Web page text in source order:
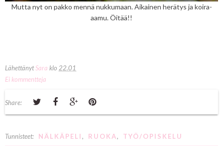
Mutta nyt on pakko mennä nukkumaan. Aikainen herätys ja koira-
aamu. Öitää!!
LähettänytSara klo 22.01
Ei kommentteja
Share:
Tunnisteet: NÄLKÄPELI, RUOKA, TYÖ/OPISKELU